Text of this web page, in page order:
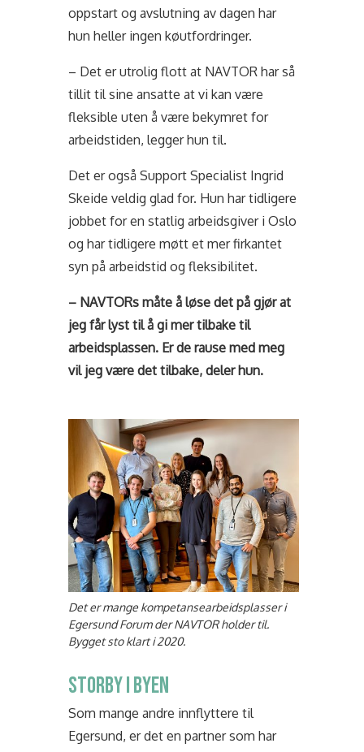
oppstart og avslutning av dagen har
hun heller ingen køutfordringer.
– Det er utrolig flott at NAVTOR har så
tillit til sine ansatte at vi kan være
fleksible uten å være bekymret for
arbeidstiden, legger hun til.
Det er også Support Specialist Ingrid
Skeide veldig glad for. Hun har tidligere
jobbet for en statlig arbeidsgiver i Oslo
og har tidligere møtt et mer firkantet
syn på arbeidstid og fleksibilitet.
– NAVTORs måte å løse det på gjør at
jeg får lyst til å gi mer tilbake til
arbeidsplassen. Er de rause med meg
vil jeg være det tilbake, deler hun.
Det er mange kompetansearbeidsplasser i
Egersund Forum der NAVTOR holder til.
Bygget sto klart i 2020.
STORBY I BYEN
Som mange andre innflyttere til
Egersund, er det en partner som har